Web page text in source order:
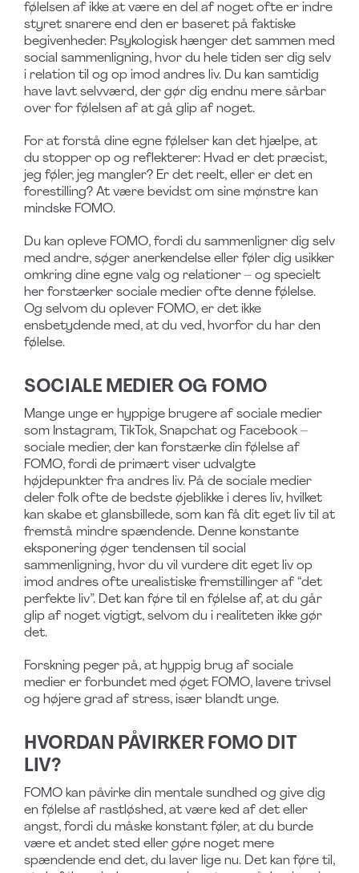
følelsen af ikke at være en del af noget ofte er indre
styret snarere end den er baseret på faktiske
begivenheder. Psykologisk hænger det sammen med
social sammenligning, hvor du hele tiden ser dig selv
i relation til og op imod andres liv. Du kan samtidig
have lavt selvværd, der gør dig endnu mere sårbar
over for følelsen af at gå glip af noget.
For at forstå dine egne følelser kan det hjælpe, at
du stopper op og reflekterer: Hvad er det præcist,
jeg føler, jeg mangler? Er det reelt, eller er det en
forestilling? At være bevidst om sine mønstre kan
mindske FOMO.
Du kan opleve FOMO, fordi du sammenligner dig selv
med andre, søger anerkendelse eller føler dig usikker
omkring dine egne valg og relationer – og specielt
her forstærker sociale medier ofte denne følelse.
Og selvom du oplever FOMO, er det ikke
ensbetydende med, at du ved, hvorfor du har den
følelse.
SOCIALE MEDIER OG FOMO
Mange unge er hyppige brugere af sociale medier
som Instagram, TikTok, Snapchat og Facebook –
sociale medier, der kan forstærke din følelse af
FOMO, fordi de primært viser udvalgte
højdepunkter fra andres liv. På de sociale medier
deler folk ofte de bedste øjeblikke i deres liv, hvilket
kan skabe et glansbillede, som kan få dit eget liv til at
fremstå mindre spændende. Denne konstante
eksponering øger tendensen til social
sammenligning, hvor du vil vurdere dit eget liv op
imod andres ofte urealistiske fremstillinger af “det
perfekte liv”. Det kan føre til en følelse af, at du går
glip af noget vigtigt, selvom du i realiteten ikke gør
det.
Forskning peger på, at hyppig brug af sociale
medier er forbundet med øget FOMO, lavere trivsel
og højere grad af stress, især blandt unge.
HVORDAN PÅVIRKER FOMO DIT
LIV?
FOMO kan påvirke din mentale sundhed og give dig
en følelse af rastløshed, at være ked af det eller
angst, fordi du måske konstant føler, at du burde
være et andet sted eller gøre noget mere
spændende end det, du laver lige nu. Det kan føre til,